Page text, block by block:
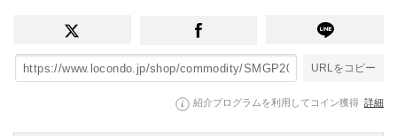
URLをコピー
紹介プログラムを利用してコイン獲得 詳細